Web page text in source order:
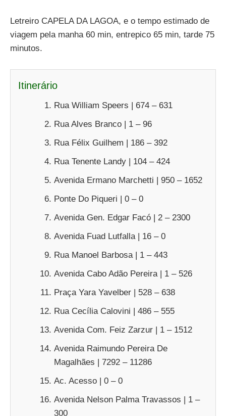
Letreiro CAPELA DA LAGOA, e o tempo estimado de
viagem pela manha 60 min, entrepico 65 min, tarde 75
minutos.
Itinerário
Rua William Speers | 674 – 631
Rua Alves Branco | 1 – 96
Rua Félix Guilhem | 186 – 392
Rua Tenente Landy | 104 – 424
Avenida Ermano Marchetti | 950 – 1652
Ponte Do Piqueri | 0 – 0
Avenida Gen. Edgar Facó | 2 – 2300
Avenida Fuad Lutfalla | 16 – 0
Rua Manoel Barbosa | 1 – 443
Avenida Cabo Adão Pereira | 1 – 526
Praça Yara Yavelber | 528 – 638
Rua Cecília Calovini | 486 – 555
Avenida Com. Feiz Zarzur | 1 – 1512
Avenida Raimundo Pereira De
Magalhães | 7292 – 11286
Ac. Acesso | 0 – 0
Avenida Nelson Palma Travassos | 1 –
300